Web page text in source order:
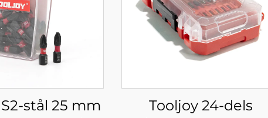
stål 25 mm
Tooljoy 24-dels